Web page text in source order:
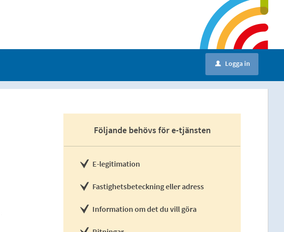
u Logga in
Följande behövs för e-tjänsten
E-legitimation
Fastighetsbeteckning eller adress
Information om det du vill göra